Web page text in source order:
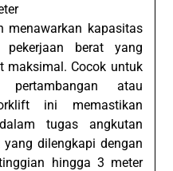
menawarkan kapasitas
berat yang
maksimal. Cocok untuk
atau
ini memastikan
tugas angkutan
dilengkapi dengan
hingga 3 meter